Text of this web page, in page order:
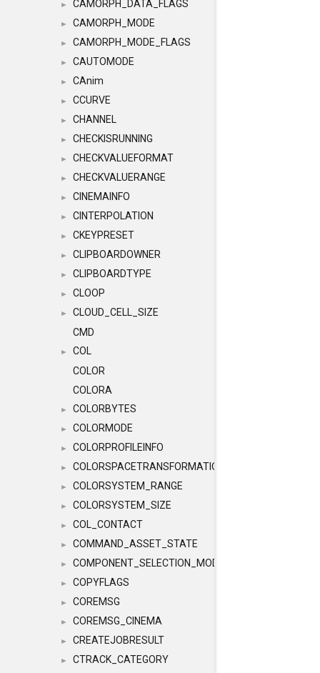
► CAMORPH_DATA_FLAGS
► CAMORPH_MODE
► CAMORPH_MODE_FLAGS
► CAUTOMODE
► CAnim
► CCURVE
► CHANNEL
► CHECKISRUNNING
► CHECKVALUEFORMAT
► CHECKVALUERANGE
► CINEMAINFO
► CINTERPOLATION
► CKEYPRESET
► CLIPBOARDOWNER
► CLIPBOARDTYPE
► CLOOP
►
CLOUD_CELL_SIZE
CMD
►
COL
COLOR
COLORA
► COLORBYTES
► COLORMODE
► COLORPROFILEINFO
► COLORSPACETRANSFORMATION
► COLORSYSTEM_RANGE
► COLORSYSTEM_SIZE
► COL_CONTACT
► COMMAND_ASSET_STATE
► COMPONENT_SELECTION_MODES
► COPYFLAGS
► COREMSG
► COREMSG_CINEMA
► CREATEJOBRESULT
► CTRACK_CATEGORY